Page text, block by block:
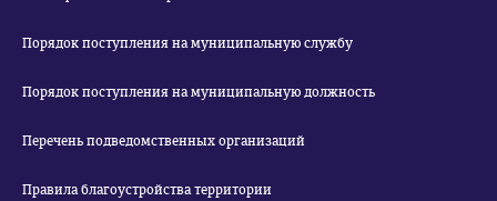
Порядок поступления на муниципальную службу
Порядок поступления на муниципальную должность
Перечень подведомственных организаций
Правила благоустройства территории